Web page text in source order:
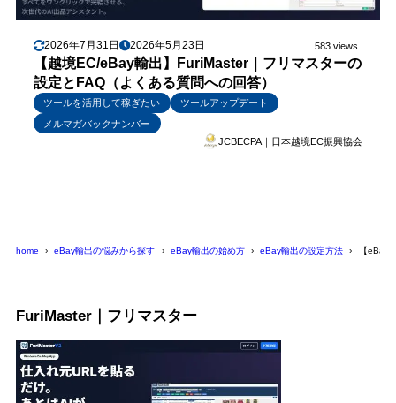
2026年7月31日 2026年5月23日 583 views
【越境EC/eBay輸出】FuriMaster｜フリマスターの
設定とFAQ（よくある質問への回答）
ツールを活用して稼ぎたい
ツールアップデート
メルマガバックナンバー
JCBECPA｜日本越境EC振興協会
home eBay輸出の悩みから探す eBay輸出の始め方 eBay輸出の設定方法 【eBay
FuriMaster｜フリマスター